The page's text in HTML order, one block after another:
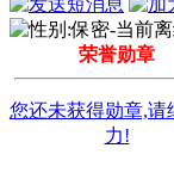
荣誉勋章
您还未获得勋章,请
力!